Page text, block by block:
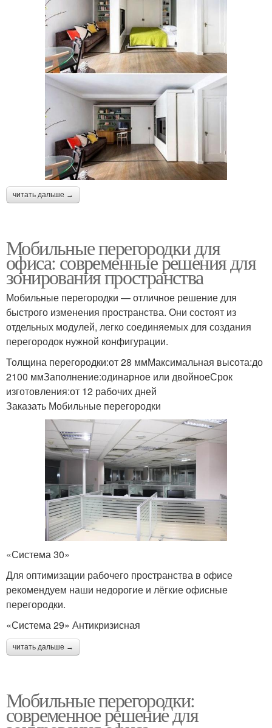
читать дальше →
Мобильные перегородки для
офиса: современные решения для
зонирования пространства
Мобильные перегородки — отличное решение для
быстрого изменения пространства. Они состоят из
отдельных модулей, легко соединяемых для создания
перегородок нужной конфигурации.
Толщина перегородки:от 28 ммМаксимальная высота:до
2100 ммЗаполнение:одинарное или двойноеСрок
изготовления:от 12 рабочих дней
Заказать Мобильные перегородки
«Система 30»
Для оптимизации рабочего пространства в офисе
рекомендуем наши недорогие и лёгкие офисные
перегородки.
«Система 29» Антикризисная
читать дальше →
Мобильные перегородки:
современное решение для